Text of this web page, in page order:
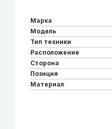
Марка
Модель
Тип техники
Расположение
Сторона
Позиция
Материал